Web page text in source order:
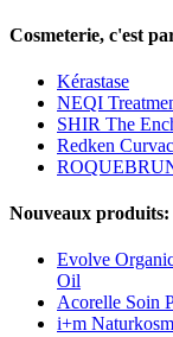
Cosmeterie, c'est
Kérastase
NEQI
SHIR The
Redken
Nouveaux produits:
Evolve
Oil
Acorelle Soin
i+m